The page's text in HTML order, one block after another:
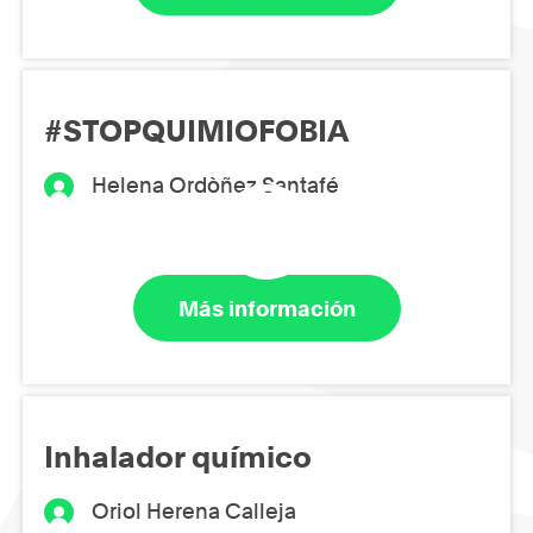
#STOPQUIMIOFOBIA
Helena Ordòñez Santafé
Más información
Inhalador químico
Oriol Herena Calleja